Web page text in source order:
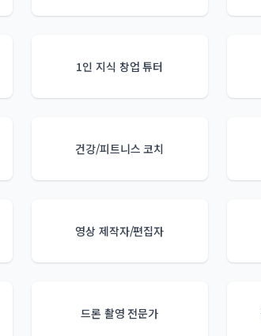
1인 지식 창업 튜터
건강/피트니스 코치
영상 제작자/편집자
드론 촬영 전문가